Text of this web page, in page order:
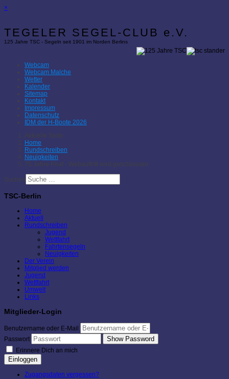
×
TEGELER SEGEL-CLUB e.V.
125 Jahre TSC - Segeln seit 1901 im Norden Berlins
Webcam
Webcam Malche
Wetter
Kalender
Sitemap
Kontakt
Impressum
Datenschutz
IDM der H-Boote 2026
Aktuelle Seite:
Home
Rundschreiben
Neuigkeiten
75 Jahre Pirat - Webauftritt wird geschlossen
Suchen
TSC-Berlin
Home
Aktuell
Rundschreiben
Jugend
Wettfahrt
Fahrtensegeln
Neuigkeiten
Der Verein
Mitglied werden
Jugend
Wettfahrt
Umwelt
Links
Mitglieder-Login
Benutzername oder E-Mail
Passwort
Show Password
Erinnere Dich an mich
Einloggen
Zugangsdaten vergessen?